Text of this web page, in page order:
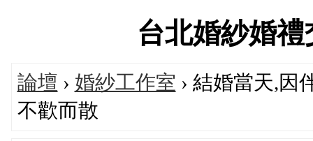
台北婚紗婚
論壇 › 婚紗工作室 › 結婚當天,因
不歡而散